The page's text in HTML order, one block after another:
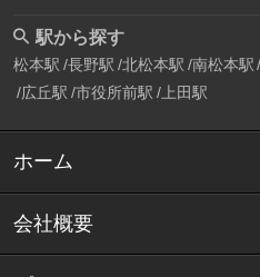
駅から探す
松本駅 長野駅 北松本駅 南松本駅
広丘駅 市役所前駅 上田駅
ホーム
会社概要